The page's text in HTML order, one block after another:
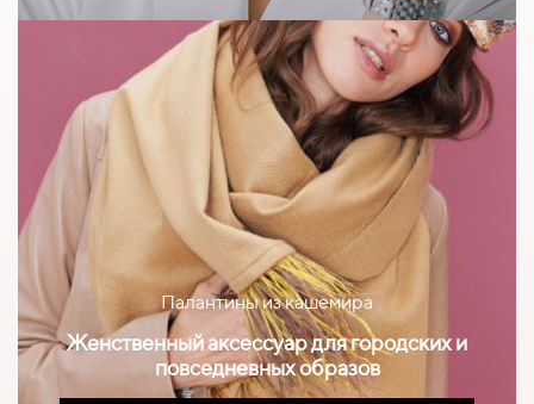
Палантины из кашемира
Женственный аксессуар для городских и
повседневных образов